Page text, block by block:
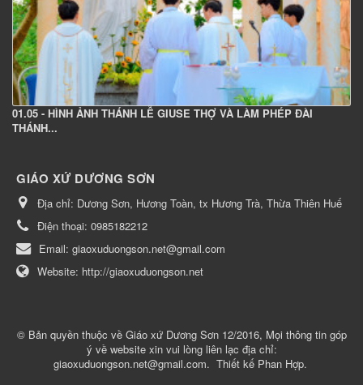
01.05 - HÌNH ẢNH THÁNH LỄ GIUSE THỢ VÀ LÀM PHÉP ĐÀI
THÁNH...
GIÁO XỨ DƯƠNG SƠN
Địa chỉ: Dương Sơn, Hương Toàn, tx Hương Trà, Thừa Thiên Huế
Điện thoại: 0985182212
Email: giaoxuduongson.net@gmail.com
Website: http://giaoxuduongson.net
© Bản quyền thuộc về Giáo xứ Dương Sơn 12/2016, Mọi thông tin góp
ý về website xin vui lòng liên lạc địa chỉ:
giaoxuduongson.net@gmail.com. Thiết kế Phan Hợp.